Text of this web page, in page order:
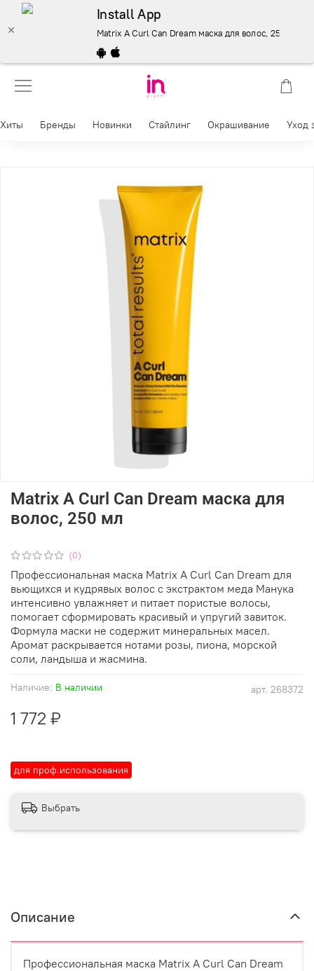
Install App
Matrix A Curl Can Dream маска для волос, 250 мл –
Хиты Бренды Новинки Стайлинг Окрашивание Уход
(0)
арт. 268372
Наличие: В наличии
для проф.использования
Matrix A Curl Can Dream маска для
волос, 250 мл
1 772 ₽
Профессиональная маска Matrix A Curl Can Dream для
вьющихся и кудрявых волос с экстрактом меда Манука
интенсивно увлажняет и питает пористые волосы,
помогает сформировать красивый и упругий завиток.
Формула маски не содержит минеральных масел.
Аромат раскрывается нотами розы, пиона, морской
соли, ландыша и жасмина.
Выбрать
Описание
Профессиональная маска Matrix A Curl Can Dream